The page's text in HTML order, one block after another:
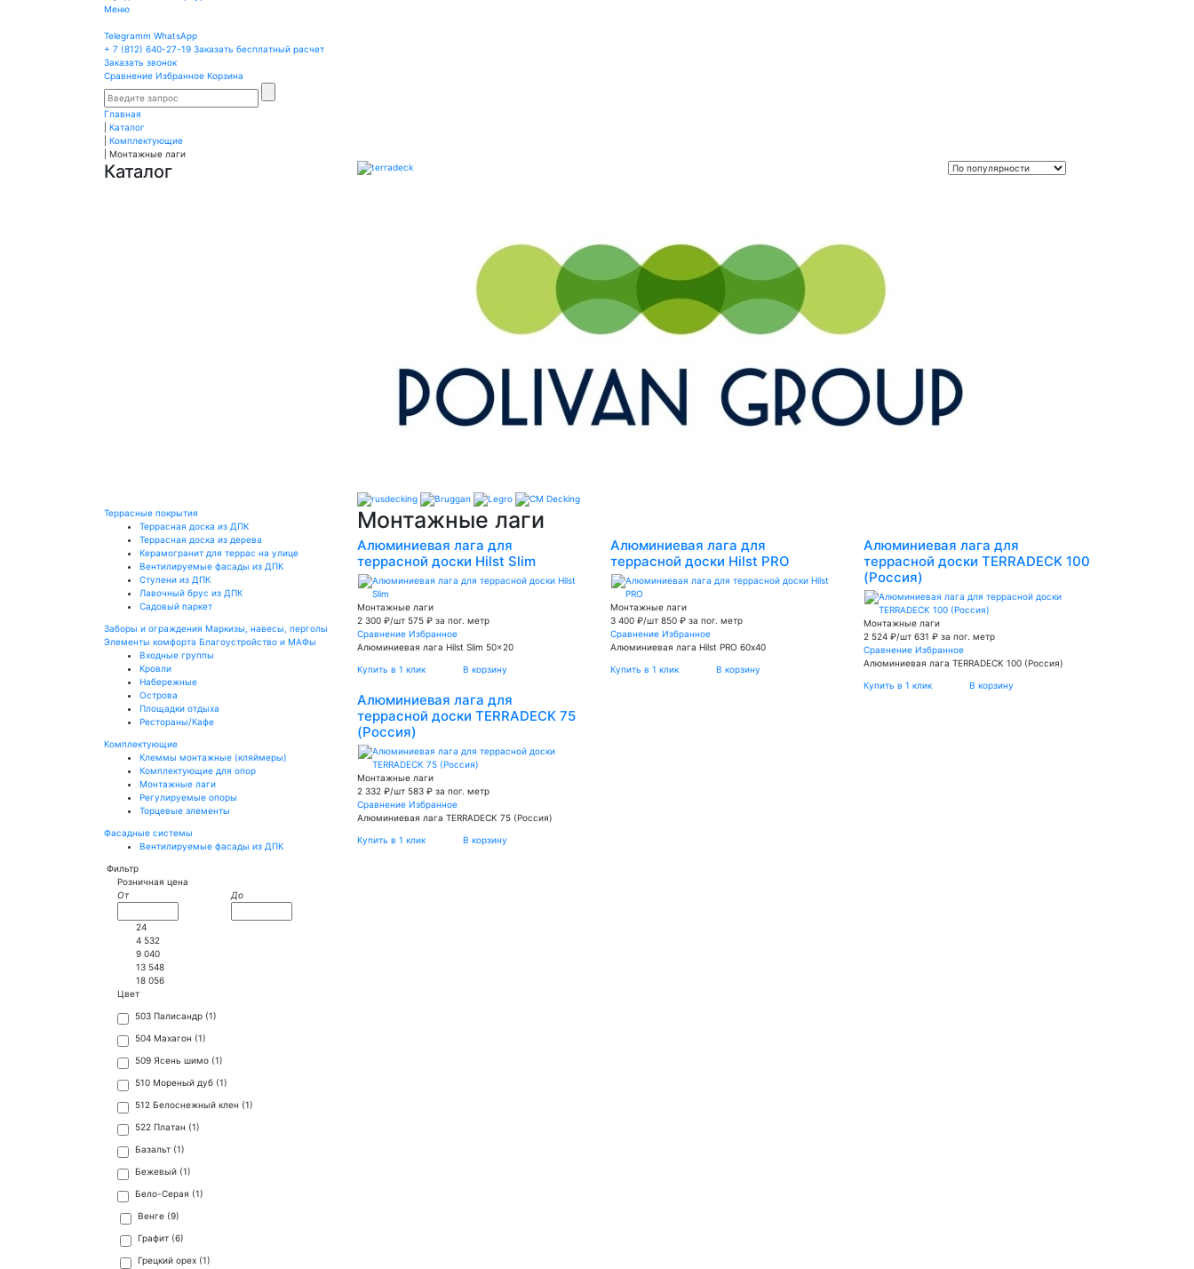
Меню
Telegramm WhatsApp
+ 7 (812) 640-27-19 Заказать бесплатный расчет
Заказать звонок
Сравнение Избранное Корзина
Главная
Каталог
Комплектующие
Монтажные лаги
Каталог
Террасные покрытия
Террасная доска из ДПК
Террасная доска из дерева
Керамогранит для террас на улице
Вентилируемые фасады из ДПК
Ступени из ДПК
Лавочный брус из ДПК
Садовый паркет
Заборы и ограждения Маркизы, навесы, перголы
Элементы комфорта Благоустройство и МАФы
Входные группы
Кровли
Набережные
Острова
Площадки отдыха
Рестораны/Кафе
Комплектующие
Клеммы монтажные (кляймеры)
Комплектующие для опор
Монтажные лаги
Регулируемые опоры
Торцевые элементы
Фасадные системы
Вентилируемые фасады из ДПК
Фильтр
Розничная цена
От
До
24
4 532
9 040
13 548
18 056
Цвет
503 Палисандр (1)
504 Махагон (1)
509 Ясень шимо (1)
510 Мореный дуб (1)
512 Белоснежный клен (1)
522 Платан (1)
Базальт (1)
Бежевый (1)
Бело-Серая (1)
Венге (9)
Графит (6)
Грецкий орех (1)
Монтажные лаги
Алюминиевая лага для
террасной доски Hilst Slim
Монтажные лаги
2 300 ₽/шт 575 ₽ за пог. метр
Сравнение Избранное
Алюминиевая лага Hilst Slim 50x20
Купить в 1 клик В корзину
Алюминиевая лага для
террасной доски Hilst PRO
Монтажные лаги
3 400 ₽/шт 850 ₽ за пог. метр
Сравнение Избранное
Алюминиевая лага Hilst PRO 60х40
Купить в 1 клик В корзину
Алюминиевая лага для
террасной доски TERRADECK 100
(Россия)
Монтажные лаги
2 524 ₽/шт 631 ₽ за пог. метр
Сравнение Избранное
Алюминиевая лага TERRADECK 100 (Россия)
Купить в 1 клик В корзину
Алюминиевая лага для
террасной доски TERRADECK 75
(Россия)
Монтажные лаги
2 332 ₽/шт 583 ₽ за пог. метр
Сравнение Избранное
Алюминиевая лага TERRADECK 75 (Россия)
Купить в 1 клик В корзину